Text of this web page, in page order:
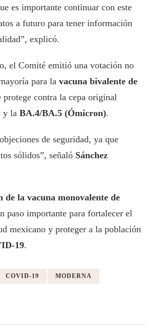
es importante continuar con este
a futuro para tener información
explicó.
el Comité emitió una votación no
para la vacuna bivalente de
protege contra la cepa original
y la BA.4/BA.5 (Ómicron).
de seguridad, ya que
sólidos”, señaló Sánchez
de la vacuna monovalente de
paso importante para fortalecer el
mexicano y proteger a la población
19.
COVID-19 MODERNA